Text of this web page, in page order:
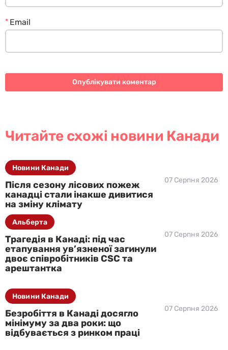
Email
*
Читайте схожі новини Канади
Після сезону лісових пожеж
канадці стали інакше дивитися
на зміну клімату
07 Серпня 2026
Новини Канади
Трагедія в Канаді: під час
етапування ув’язненої загинули
двоє співробітників CSC та
арештантка
07 Серпня 2026
Альберта
Безробіття в Канаді досягло
мінімуму за два роки: що
відбувається з ринком праці
07 Серпня 2026
Новини Канади